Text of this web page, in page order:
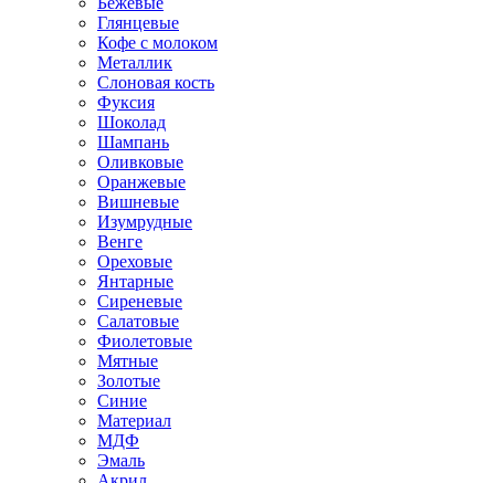
Глянцевые
Кофе с молоком
Металлик
Слоновая кость
Фуксия
Шоколад
Шампань
Оливковые
Оранжевые
Вишневые
Изумрудные
Венге
Ореховые
Янтарные
Сиреневые
Салатовые
Фиолетовые
Мятные
Золотые
Синие
Материал
МДФ
Эмаль